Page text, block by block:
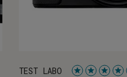
TEST LABO